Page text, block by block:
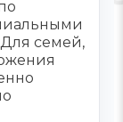
семей,